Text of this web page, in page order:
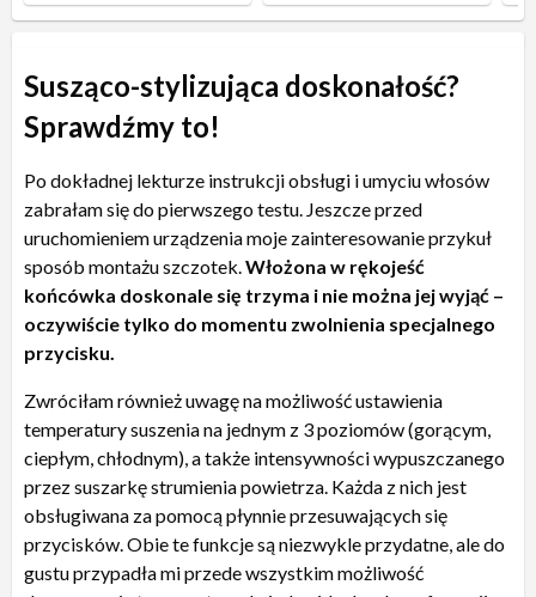
Susząco-stylizująca doskonałość?
Sprawdźmy to!
Po dokładnej lekturze instrukcji obsługi i umyciu włosów
zabrałam się do pierwszego testu. Jeszcze przed
uruchomieniem urządzenia moje zainteresowanie przykuł
sposób montażu szczotek.Włożona w rękojeść
końcówka doskonale się trzyma i nie można jej wyjąć –
oczywiście tylko do momentu zwolnienia specjalnego
przycisku.
Zwróciłam również uwagę na możliwość ustawienia
temperatury suszenia na jednym z 3 poziomów (gorącym,
ciepłym, chłodnym), a także intensywności wypuszczanego
przez suszarkę strumienia powietrza. Każda z nich jest
obsługiwana za pomocą płynnie przesuwających się
przycisków. Obie te funkcje są niezwykle przydatne, ale do
gustu przypadła mi przede wszystkim możliwość